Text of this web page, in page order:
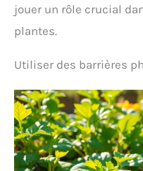
jouer un rôle crucial
plantes.
Utiliser des barrières